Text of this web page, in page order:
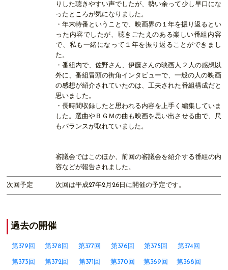
りした聴きやすい声でしたが、勢い余って少し早口にな
ったところが気になりました。
・年末特番ということで、映画界の１年を振り返るとい
った内容でしたが、聴きごたえのある楽しい番組内容
で、私も一緒になって１年を振り返ることができまし
た。
・番組内で、佐野さん、伊藤さんの映画人２人の感想以
外に、番組冒頭の街角インタビューで、一般の人の映画
の感想が紹介されていたのは、工夫された番組構成だと
思いました。
・長時間収録したと思われる内容を上手く編集していま
した。選曲やＢＧＭの曲も映画を思い出させる曲で、尺
もバランスが取れていました。
審議会ではこのほか、前回の審議会を紹介する番組の内
容などが報告されました。
次回予定 次回は平成27年2月26日に開催の予定です。
過去の開催
第379回 第378回 第377回 第376回 第375回 第374回
第373回 第372回 第371回 第370回 第369回 第368回